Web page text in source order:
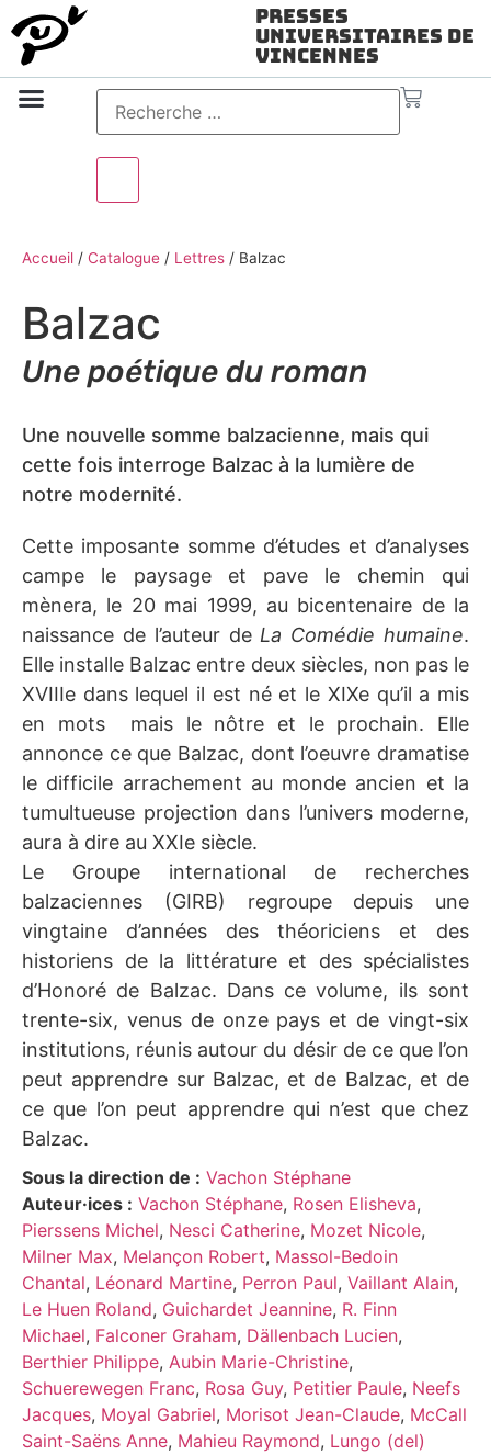
Presses
Universitaires de
Vincennes
Accueil / Catalogue / Lettres / Balzac
Balzac
Une poétique du roman
Une nouvelle somme balzacienne, mais qui
cette fois interroge Balzac à la lumière de
notre modernité.
Cette imposante somme d’études et d’analyses
campe le paysage et pave le chemin qui
mènera, le 20 mai 1999, au bicentenaire de la
naissance de l’auteur de La Comédie humaine.
Elle installe Balzac entre deux siècles, non pas le
XVIIIe dans lequel il est né et le XIXe qu’il a mis
en mots mais le nôtre et le prochain. Elle
annonce ce que Balzac, dont l’oeuvre dramatise
le difficile arrachement au monde ancien et la
tumultueuse projection dans l’univers moderne,
aura à dire au XXIe siècle.
Le Groupe international de recherches
balzaciennes (GIRB) regroupe depuis une
vingtaine d’années des théoriciens et des
historiens de la littérature et des spécialistes
d’Honoré de Balzac. Dans ce volume, ils sont
trente-six, venus de onze pays et de vingt-six
institutions, réunis autour du désir de ce que l’on
peut apprendre sur Balzac, et de Balzac, et de
ce que l’on peut apprendre qui n’est que chez
Balzac.
Sous la direction de : Vachon Stéphane
Auteur·ices : Vachon Stéphane, Rosen Elisheva,
Pierssens Michel, Nesci Catherine, Mozet Nicole,
Milner Max, Melançon Robert, Massol-Bedoin
Chantal, Léonard Martine, Perron Paul, Vaillant Alain,
Le Huen Roland, Guichardet Jeannine, R. Finn
Michael, Falconer Graham, Dällenbach Lucien,
Berthier Philippe, Aubin Marie-Christine,
Schuerewegen Franc, Rosa Guy, Petitier Paule, Neefs
Jacques, Moyal Gabriel, Morisot Jean-Claude, McCall
Saint-Saëns Anne, Mahieu Raymond, Lungo (del)